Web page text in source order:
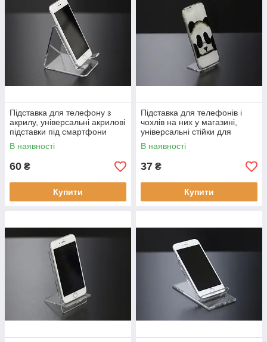
Підставка для телефону з
акрилу, універсальні акрилові
підставки під смартфони
В наявності
60 ₴
Купити
Підставка для телефонів і
чохлів на них у магазині,
універсальні стійки для
телефону акрил
В наявності
37 ₴
Купити